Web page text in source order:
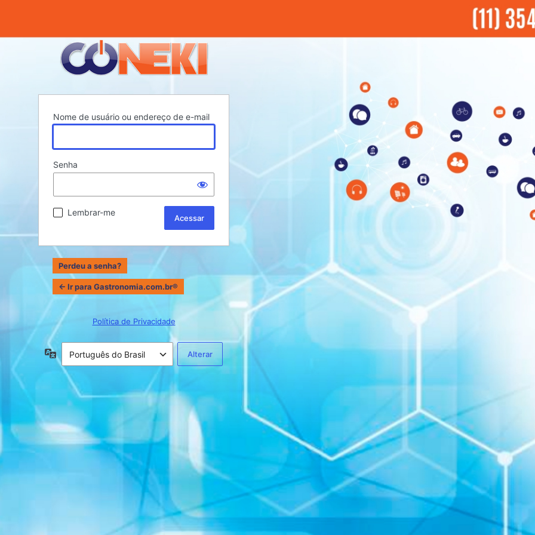
Nome de usuário ou endereço de e-mail
Senha
Lembrar-me
Perdeu a senha?
← Ir para Gastronomia.com.br®
Política de Privacidade
Idioma